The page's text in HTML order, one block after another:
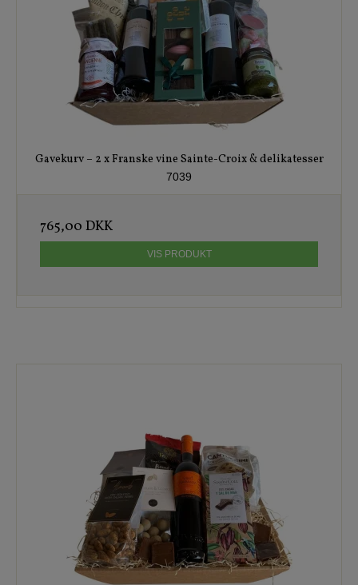
Gavekurv – 2 x Franske vine Sainte-Croix & delikatesser
7039
765,00 DKK
VIS PRODUKT